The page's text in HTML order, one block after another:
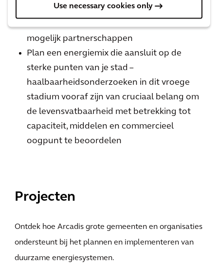
Use necessary cookies only
van een masterplan voor energie
mogelijk partnerschappen
Plan een energiemix die aansluit op de
sterke punten van je stad –
haalbaarheidsonderzoeken in dit vroege
stadium vooraf zijn van cruciaal belang om
de levensvatbaarheid met betrekking tot
capaciteit, middelen en commercieel
oogpunt te beoordelen
Projecten
Ontdek hoe Arcadis grote gemeenten en organisaties
ondersteunt bij het plannen en implementeren van
duurzame energiesystemen.